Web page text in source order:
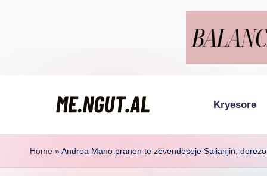
M
e
lexohen
Kryesore
Home »Andrea Mano pranon të zëvendësojë Salianjin,